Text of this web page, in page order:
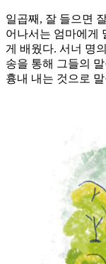
일곱째, 잘 들으면
어나서는 엄마에게
게 배웠다. 서너 명
송을 통해 그들의
흉내 내는 것으로